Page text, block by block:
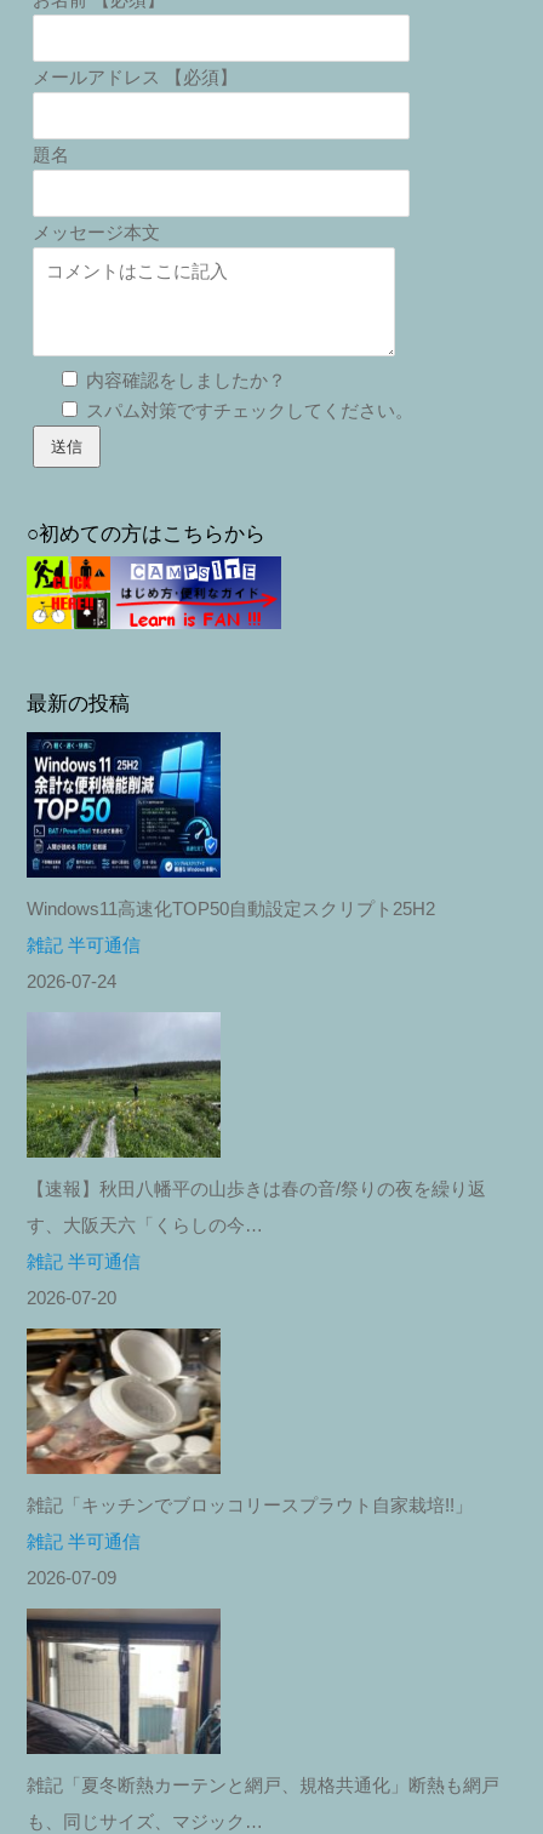
メールアドレス 【必須】
題名
メッセージ本文
内容確認をしましたか？
スパム対策ですチェックしてください。
○初めての方はこちらから
最新の投稿
Windows11高速化TOP50自動設定スクリプト25H2
雑記 半可通信
2026-07-24
【速報】秋田八幡平の山歩きは春の音/祭りの夜を繰り返
す、大阪天六「くらしの今…
雑記 半可通信
2026-07-20
雑記「キッチンでブロッコリースプラウト自家栽培!!」
雑記 半可通信
2026-07-09
雑記「夏冬断熱カーテンと網戸、規格共通化」断熱も網戸
も、同じサイズ、マジック…